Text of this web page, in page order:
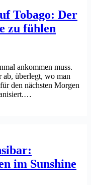
Tobago: Der
zu fühlen
ankommen muss.
ab, überlegt, wo man
den nächsten Morgen
im Sunshine